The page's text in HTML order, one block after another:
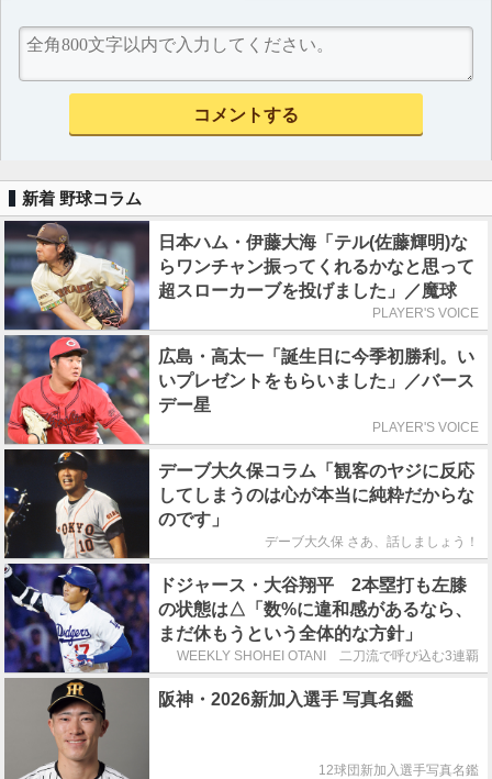
新着 野球コラム
日本ハム・伊藤大海「テル(佐藤輝明)な
らワンチャン振ってくれるかなと思って
超スローカーブを投げました」／魔球
PLAYER'S VOICE
広島・高太一「誕生日に今季初勝利。い
いプレゼントをもらいました」／バース
デー星
PLAYER'S VOICE
デーブ大久保コラム「観客のヤジに反応
してしまうのは心が本当に純粋だからな
のです」
デーブ大久保 さあ、話しましょう！
ドジャース・大谷翔平 2本塁打も左膝
の状態は△「数%に違和感があるなら、
まだ休もうという全体的な方針」
WEEKLY SHOHEI OTANI 二刀流で呼び込む3連覇
阪神・2026新加入選手 写真名鑑
12球団新加入選手写真名鑑